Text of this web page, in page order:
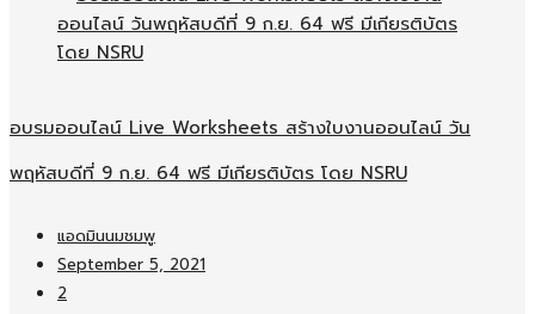
อบรมออนไลน์​ Live Worksheets สร้างใบงานออนไลน์​ วัน
พฤหัสบดีที่ 9 ก.ย. 64 ฟรี มีเกียรติบัตร โดย NSRU
แอดมินนมชมพู
September 5, 2021
2